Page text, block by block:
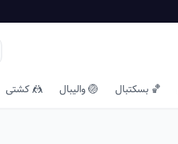
🏀 بسکتبال 🏐 والیبال 🤼 کشتی